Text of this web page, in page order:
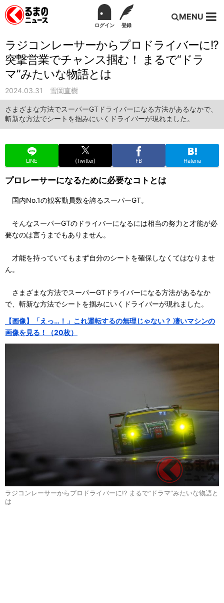
ログイン 登録
MENU
ラジコンレーサーからプロドライバーに!?
突撃営業でチャンス掴む！ まるで“ドラ
マ”みたいな物語とは
2024.03.31 雪岡直樹
さまざまな方法でスーパーGTドライバーになる方法があるなかで、
斬新な方法でシートを掴みにいくドライバーが現れました。
LINE (Twitter) FB Hatena
プロレーサーになるために必要なコトとは
国内No.1の観客動員数を誇るスーパーGT。
そんなスーパーGTのドライバーになるには相当の努力と才能が必
要なのは言うまでもありません。
才能を持っていてもまず自分のシートを確保しなくてはなりませ
ん。
さまざまな方法でスーパーGTドライバーになる方法があるなか
で、斬新な方法でシートを掴みにいくドライバーが現れました。
【画像】「えっ…！」これ運転するの無理じゃない？ 凄いマシンの
画像を見る！（20枚）
ラジコンレーサーからプロドライバーに!? まるで“ドラマ”みたいな物語と
は